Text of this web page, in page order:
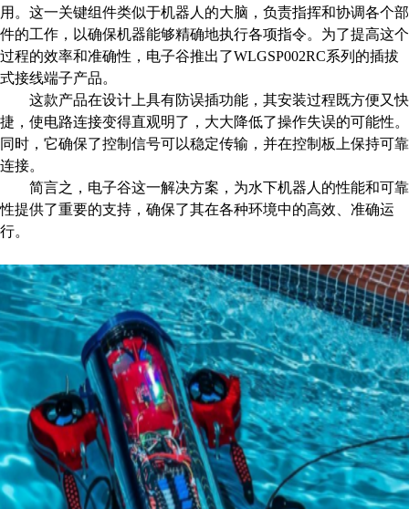
用。这一关键组件类似于机器人的大脑，负责指挥和协调各个部
件的工作，以确保机器能够精确地执行各项指令。为了提高这个
过程的效率和准确性，电子谷推出了WLGSP002RC系列的插拔
式接线端子产品。
这款产品在设计上具有防误插功能，其安装过程既方便又快
捷，使电路连接变得直观明了，大大降低了操作失误的可能性。
同时，它确保了控制信号可以稳定传输，并在控制板上保持可靠
连接。
简言之，电子谷这一解决方案，为水下机器人的性能和可靠
性提供了重要的支持，确保了其在各种环境中的高效、准确运
行。